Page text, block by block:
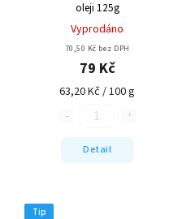
oleji 125g
Vyprodáno
70,50 Kč bez DPH
79 Kč
63,20 Kč / 100 g
Detail
Tip